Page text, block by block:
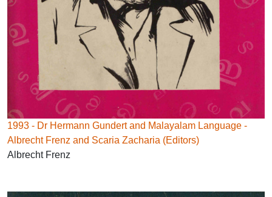
1993 - Dr Hermann Gundert and Malayalam Language -
Albrecht Frenz and Scaria Zacharia (Editors)
Albrecht Frenz